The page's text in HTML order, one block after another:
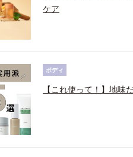
ケア
ボディ
【これ使って！】地味